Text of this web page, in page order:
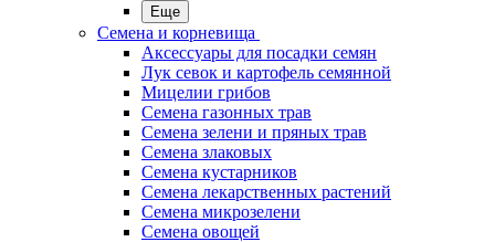
Еще
Семена и корневища
Аксессуары для посадки семян
Лук севок и картофель семянной
Мицелии грибов
Семена газонных трав
Семена зелени и пряных трав
Семена злаковых
Семена кустарников
Семена лекарственных растений
Семена микрозелени
Семена овощей